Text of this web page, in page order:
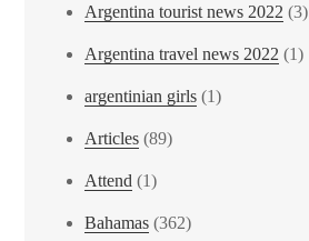
Argentina tourist news 2022 (3)
Argentina travel news 2022 (1)
argentinian girls (1)
Articles (89)
Attend (1)
Bahamas (362)